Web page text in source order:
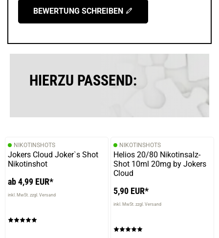
BEWERTUNG SCHREIBEN
HIERZU PASSEND:
NIKOTINSHOTS
Jokers Cloud Joker`s Shot
Nikotinshot
ab 4,99 EUR*
inkl. MwSt. zzgl. Versand
NIKOTINSHOTS
Helios 20/80 Nikotinsalz-
Shot 10ml 20mg by Jokers
Cloud
5,90 EUR*
inkl. MwSt. zzgl. Versand